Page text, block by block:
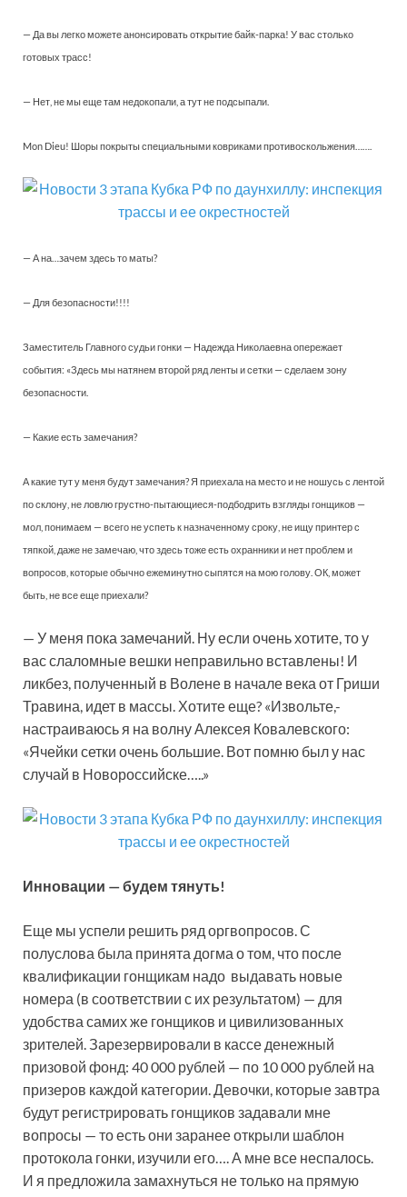
— Да вы легко можете анонсировать открытие байк-парка! У вас столько
готовых трасс!
— Нет, не мы еще там недокопали, а тут не подсыпали.
Mon Dieu! Шоры покрыты специальными ковриками противоскольжения…….
— А на…зачем здесь то маты?
— Для безопасности!!!!
Заместитель Главного судьи гонки — Надежда Николаевна опережает
события: «Здесь мы натянем второй ряд ленты и сетки — сделаем зону
безопасности.
— Какие есть замечания?
А какие тут у меня будут замечания? Я приехала на место и не ношусь с лентой
по склону, не ловлю грустно-пытающиеся-подбодрить взгляды гонщиков —
мол, понимаем — всего не успеть к назначенному сроку, не ищу принтер с
тяпкой, даже не замечаю, что здесь тоже есть охранники и нет проблем и
вопросов, которые обычно ежеминутно сыпятся на мою голову. ОК, может
быть, не все еще приехали?
— У меня пока замечаний. Ну если очень хотите, то у
вас слаломные вешки неправильно вставлены! И
ликбез, полученный в Волене в начале века от Гриши
Травина, идет в массы. Хотите еще? «Извольте,-
настраиваюсь я на волну Алексея Ковалевского:
«Ячейки сетки очень большие. Вот помню был у нас
случай в Новороссийске…..»
Инновации — будем тянуть!
Еще мы успели решить ряд оргвопросов. С
полуслова была принята догма о том, что после
квалификации гонщикам надо выдавать новые
номера (в соответствии с их результатом) — для
удобства самих же гонщиков и цивилизованных
зрителей. Зарезервировали в кассе денежный
призовой фонд: 40 000 рублей — по 10 000 рублей на
призеров каждой категории. Девочки, которые завтра
будут регистрировать гонщиков задавали мне
вопросы — то есть они заранее открыли шаблон
протокола гонки, изучили его…. А мне все неспалось.
И я предложила замахнуться не только на прямую